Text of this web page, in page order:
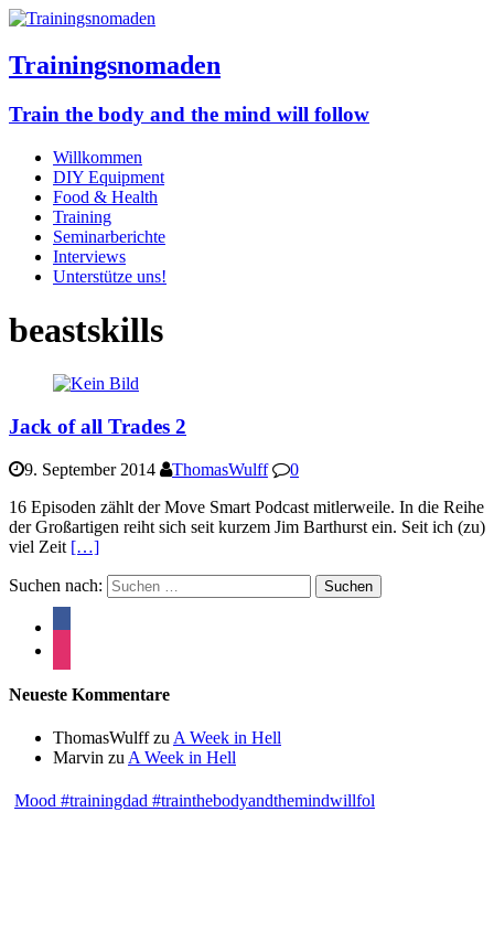
Trainingsnomaden
Train the body and the mind will follow
Willkommen
DIY Equipment
Food & Health
Training
Seminarberichte
Interviews
Unterstütze uns!
beastskills
Jack of all Trades 2
9. September 2014 ThomasWulff
0
16 Episoden zählt der Move Smart Podcast mitlerweile. In die Reihe
der Großartigen reiht sich seit kurzem Jim Barthurst ein. Seit ich (zu)
viel Zeit […]
Suchen nach:
Neueste Kommentare
ThomasWulffzu A Week in Hell
Marvin zu A Week in Hell
Mood #trainingdad #trainthebodyandthemindwillfol